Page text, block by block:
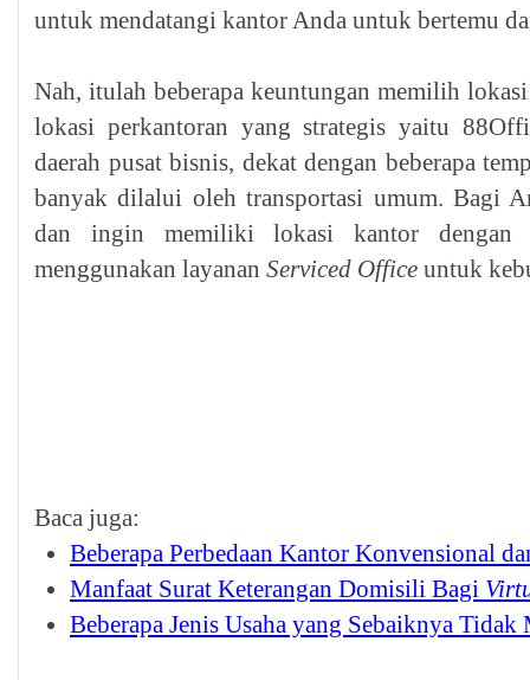
untuk mendatangi kantor Anda untuk bertemu
Nah, itulah beberapa keuntungan memilih
lokasi perkantoran yang strategis yaitu
daerah pusat bisnis, dekat dengan beberapa
banyak dilalui oleh transportasi umum. Bagi
dan ingin memiliki lokasi kantor dengan
menggunakan layanan Serviced Office untuk
Baca juga:
Beberapa Perbedaan Kantor Konvensional
Manfaat Surat Keterangan Domisili Bagi
Beberapa Jenis Usaha yang Sebaiknya